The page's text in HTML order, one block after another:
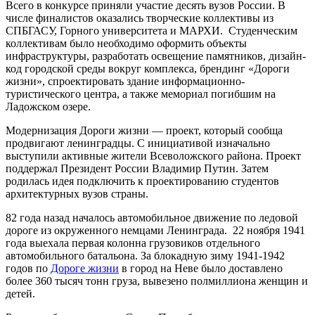
Всего в конкурсе приняли участие десять вузов России. В
числе финалистов оказались творческие коллективы из
СПБГАСУ, Горного университета и МАРХИ. Студенческим
коллективам было необходимо оформить объекты
инфраструктуры, разработать освещение памятников, дизайн-
код городской среды вокруг комплекса, брендинг «Дороги
жизни», спроектировать здание информационно-
туристического центра, а также мемориал погибшим на
Ладожском озере.
Модернизация Дороги жизни — проект, который сообща
продвигают ленинградцы. С инициативой изначально
выступили активные жители Всеволожского района. Проект
поддержал Президент России Владимир Путин. Затем
родилась идея подключить к проектированию студентов
архитектурных вузов страны.
82 года назад началось автомобильное движение по ледовой
дороге из окруженного немцами Ленинграда. 22 ноября 1941
года выехала первая колонна грузовиков отдельного
автомобильного батальона. За блокадную зиму 1941-1942
годов по Дороге жизни в город на Неве было доставлено
более 360 тысяч тонн груза, вывезено полмиллиона женщин и
детей.